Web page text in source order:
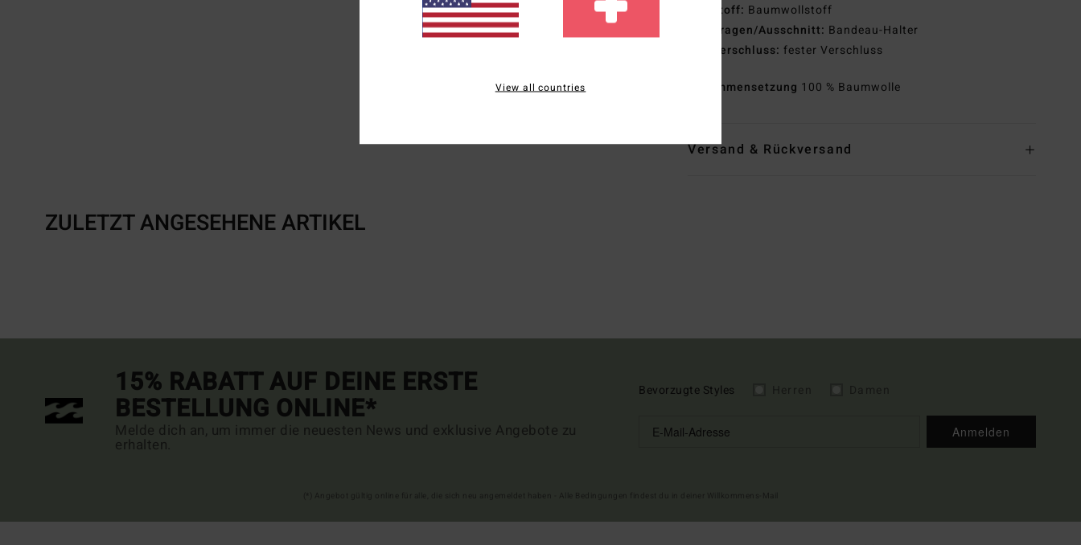
Stoff: Baumwollstoff
Kragen/Ausschnitt: Bandeau-Halter
Verschluss: fester Verschluss
Zusammensetzung 100 % Baumwolle
Versand & Rückversand
ZULETZT ANGESEHENE ARTIKEL
15% RABATT AUF DEINE ERSTE
BESTELLUNG ONLINE*
Melde dich an, um immer die neuesten News und exklusive Angebote zu
erhalten.
Bevorzugte Styles
Anmelden
View all countries